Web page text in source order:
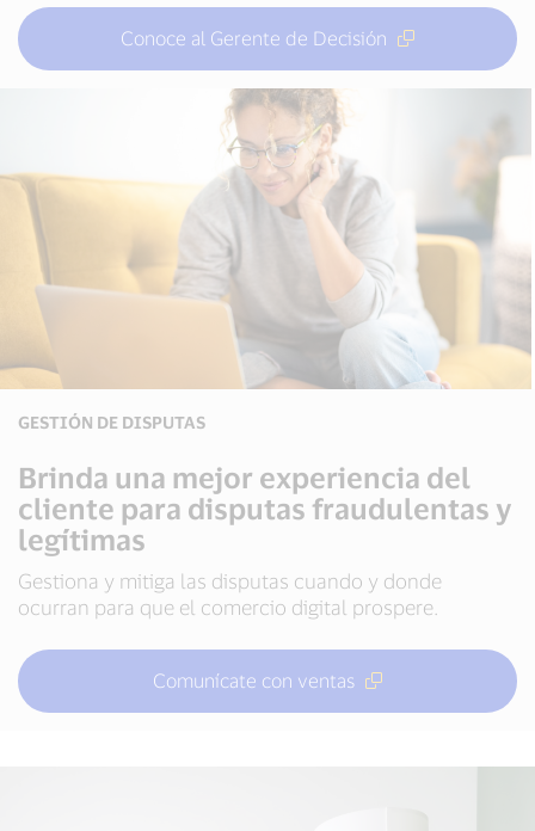
Conoce al Gerente de Decisión
GESTIÓN DE DISPUTAS
Brinda una mejor experiencia del
cliente para disputas fraudulentas y
legítimas
Gestiona y mitiga las disputas cuando y donde
ocurran para que el comercio digital prospere.
Comunícate con ventas